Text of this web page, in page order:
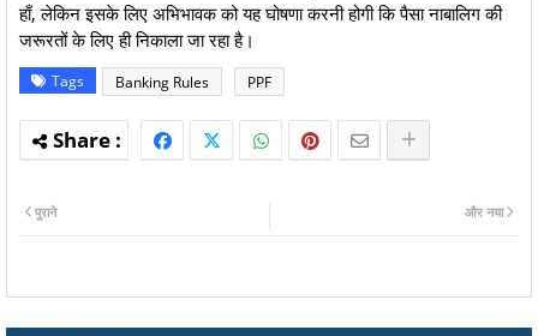
हाँ, लेकिन इसके लिए अभिभावक को यह घोषणा करनी होगी कि पैसा नाबालिग की
जरूरतों के लिए ही निकाला जा रहा है।
Tags Banking Rules PPF
और नया
पुराने